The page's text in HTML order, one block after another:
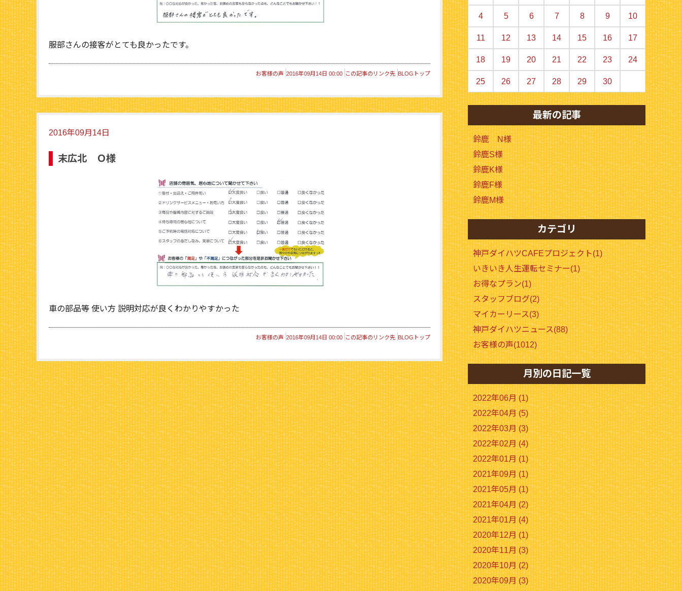
服部さんの接客がとても良かったです。
お客様の声 2016年09月14日 00:00 この記事のリンク先 BLOGトップ
2016年09月14日
末広北 Ｏ様
車の部品等 使い方 説明対応が良くわかりやすかった
お客様の声 2016年09月14日 00:00 この記事のリンク先 BLOGトップ
4 5 6 7 8 9 10
11 12 13 14 15 16 17
18 19 20 21 22 23 24
25 26 27 28 29 30
最新の記事
鈴鹿 N様
鈴鹿S様
鈴鹿K様
鈴鹿F様
鈴鹿M様
カテゴリ
神戸ダイハツCAFEプロジェクト(1)
いきいき人生運転セミナー(1)
お得なプラン(1)
スタッフブログ(2)
マイカーリース(3)
神戸ダイハツニュース(88)
お客様の声(1012)
月別の日記一覧
2022年06月 (1)
2022年04月 (5)
2022年03月 (3)
2022年02月 (4)
2022年01月 (1)
2021年09月 (1)
2021年05月 (1)
2021年04月 (2)
2021年01月 (4)
2020年12月 (1)
2020年11月 (3)
2020年10月 (2)
2020年09月 (3)